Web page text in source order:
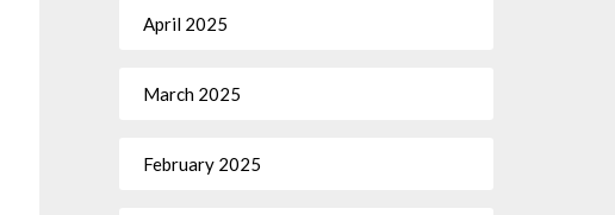
April 2025
March 2025
February 2025